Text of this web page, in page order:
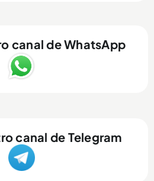
canal de WhatsApp
canal de Telegram